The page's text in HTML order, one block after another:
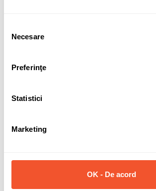
consimțământului
Necesare
Preferinţe
Statistici
Marketing
OK - De acord
Sunt de acord cu